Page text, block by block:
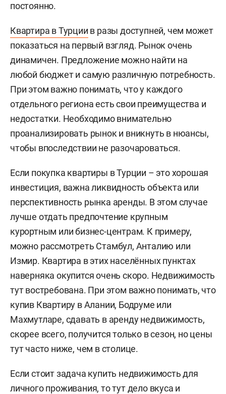
постоянно.
Квартира в Турции в разы доступней, чем может
показаться на первый взгляд. Рынок очень
динамичен. Предложение можно найти на
любой бюджет и самую различную потребность.
При этом важно понимать, что у каждого
отдельного региона есть свои преимущества и
недостатки. Необходимо внимательно
проанализировать рынок и вникнуть в нюансы,
чтобы впоследствии не разочароваться.
Если покупка квартиры в Турции – это хорошая
инвестиция, важна ликвидность объекта или
перспективность рынка аренды. В этом случае
лучше отдать предпочтение крупным
курортным или бизнес-центрам. К примеру,
можно рассмотреть Стамбул, Анталию или
Измир. Квартира в этих населённых пунктах
наверняка окупится очень скоро. Недвижимость
тут востребована. При этом важно понимать, что
купив Квартиру в Алании, Бодруме или
Махмутларе, сдавать в аренду недвижимость,
скорее всего, получится только в сезон, но цены
тут часто ниже, чем в столице.
Если стоит задача купить недвижимость для
личного проживания, то тут дело вкуса и